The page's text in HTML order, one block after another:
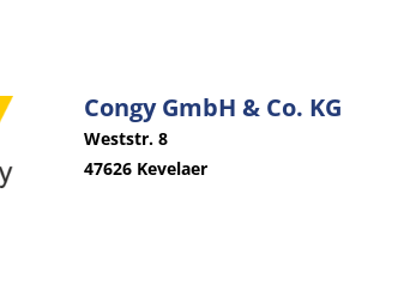
Congy GmbH & Co. KG
Weststr. 8
47626 Kevelaer